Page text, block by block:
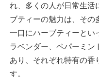
れ、多くの人が日常生活
ブティーの魅力は、その
一口にハーブティーとい
ラベンダー、ペパーミン
あり、それぞれ特有の香
す。